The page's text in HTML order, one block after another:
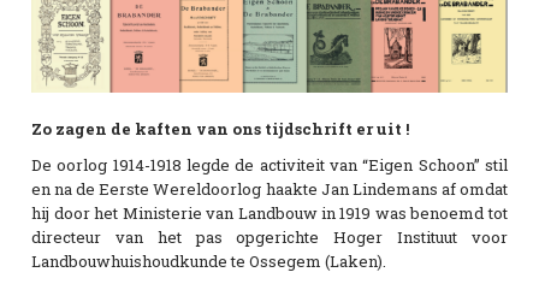
Zo zagen de kaften van ons tijdschrift er uit !
De oorlog 1914-1918 legde de activiteit van “Eigen Schoon” stil
en na de Eerste Wereldoorlog haakte Jan Lindemans af omdat
hij door het Ministerie van Landbouw in 1919 was benoemd tot
directeur van het pas opgerichte Hoger Instituut voor
Landbouwhuishoudkunde te Ossegem (Laken).